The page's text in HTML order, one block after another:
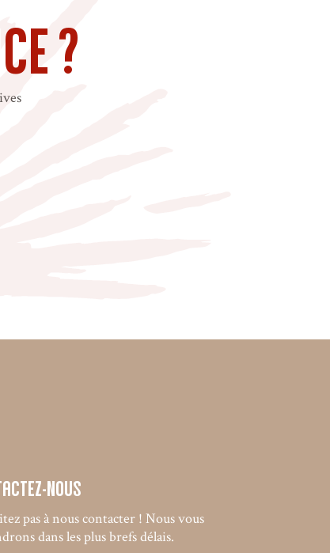
?
nous
pas à nous contacter ! Nous vous
dans les plus brefs délais.